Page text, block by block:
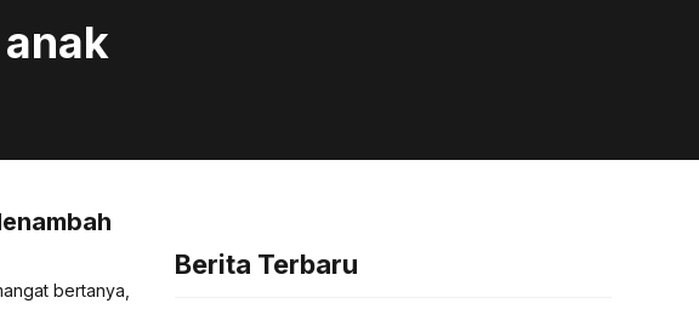
bertanya,
Berita Terbaru